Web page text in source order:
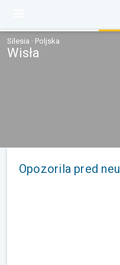
Silesia · Poljska
Wisła
Opozorila pred